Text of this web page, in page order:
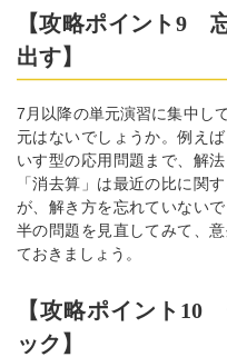
【攻略ポイント9
出す】
7月以降の単元演習に集中し
元はないでしょうか。例え
いす型の応用問題まで、解
「消去算」は最近の比に関
が、解き方を忘れていない
半の問題を見直してみて、
ておきましょう。
【攻略ポイント10
ック】